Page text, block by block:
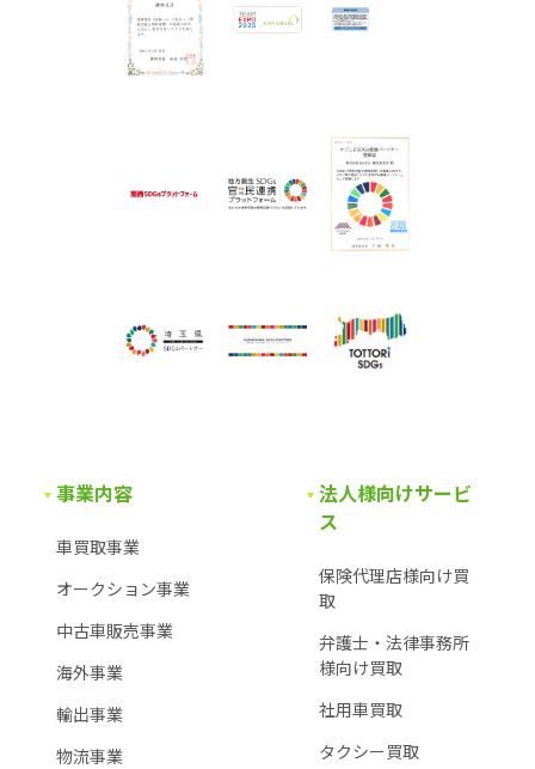
事業内容
車買取事業
オークション事業
中古車販売事業
海外事業
輸出事業
物流事業
法人様向けサービ
ス
保険代理店様向け買
取
弁護士・法律事務所
様向け買取
社用車買取
タクシー買取